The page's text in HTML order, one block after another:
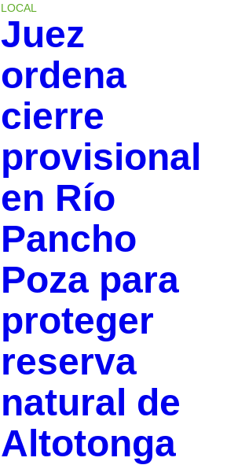
LOCAL
Juez
ordena
cierre
provisional
en Río
Pancho
Poza para
proteger
reserva
natural de
Altotonga